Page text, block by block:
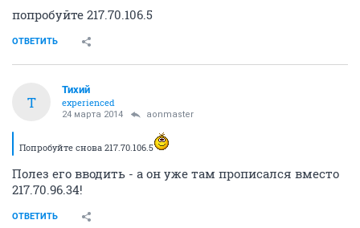
попробуйте 217.70.106.5
ОТВЕТИТЬ
Т
Тихий
experienced
24 марта 2014 aonmaster
Попробуйте снова 217.70.106.5
Полез его вводить - а он уже там прописался вместо
217.70.96.34!
ОТВЕТИТЬ